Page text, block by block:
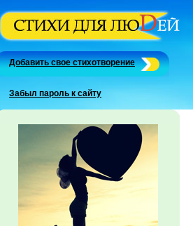
Добавить свое стихотворение
Забыл пароль к сайту